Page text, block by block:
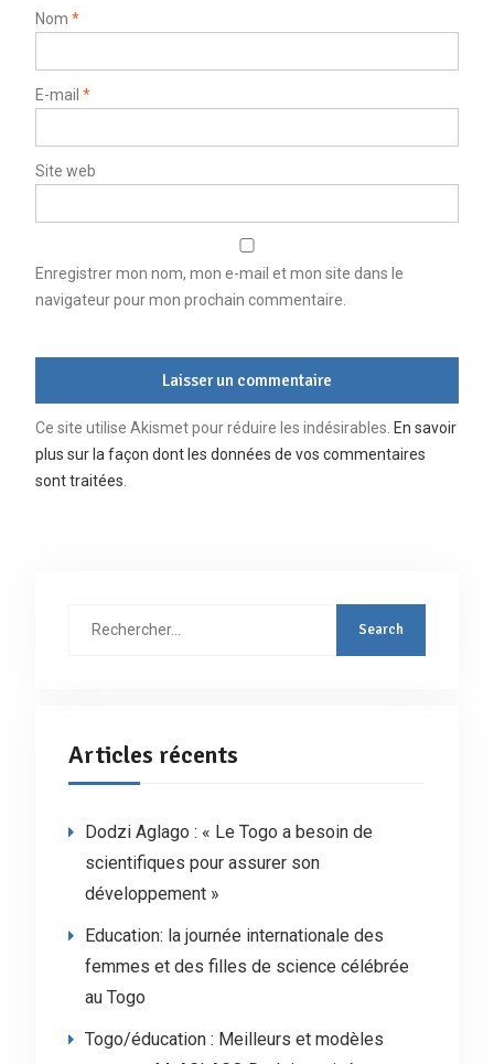
Nom *
E-mail *
Site web
Enregistrer mon nom, mon e-mail et mon site dans le
navigateur pour mon prochain commentaire.
Ce site utilise Akismet pour réduire les indésirables. En savoir
plus sur la façon dont les données de vos commentaires
sont traitées
Articles récents
Dodzi Aglago : « Le Togo a besoin de
scientifiques pour assurer son
développement »
Education: la journée internationale des
femmes et des filles de science célébrée
au Togo
Togo/éducation : Meilleurs et modèles